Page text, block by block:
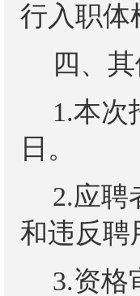
行入职体
四、
1.本次
日。
2.应聘
和违反聘
3.资格